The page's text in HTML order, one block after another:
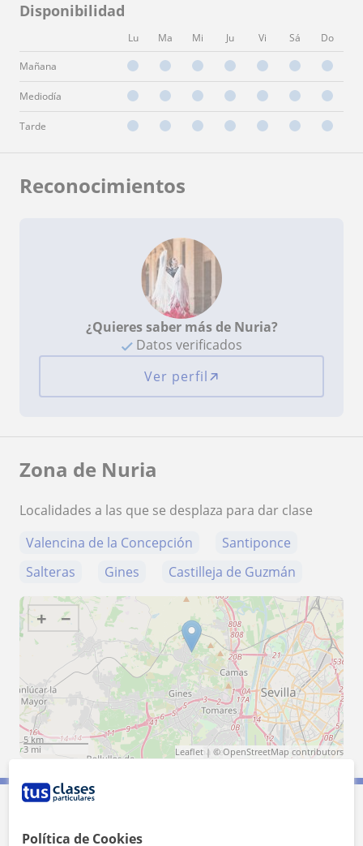
Disponibilidad
Lu Ma Mi Ju Vi Sá Do
Mañana
Mediodía
Tarde
Reconocimientos
¿Quieres saber más de Nuria?
Datos verificados
Ver perfil
Zona de Nuria
Localidades a las que se desplaza para dar clase
Valencina de la Concepción
Santiponce
Salteras
Gines Castilleja de Guzmán
+ −
5 km
3 mi
Leaflet| ©OpenStreetMap contributors
Contacta con Nuria
Política de Cookies